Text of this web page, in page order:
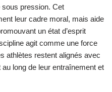
pression. Cet
leur cadre moral, mais aide
un état d’esprit
agit comme une force
athlètes restent alignés avec
long de leur entraînement et